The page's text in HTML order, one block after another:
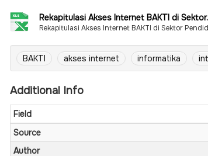
Rekapitulasi Akses Internet BAKTI di
Rekapitulasi Akses Internet BAKTI di Sektor
BAKTI akses internet informatika
Additional Info
Field
Source
Author